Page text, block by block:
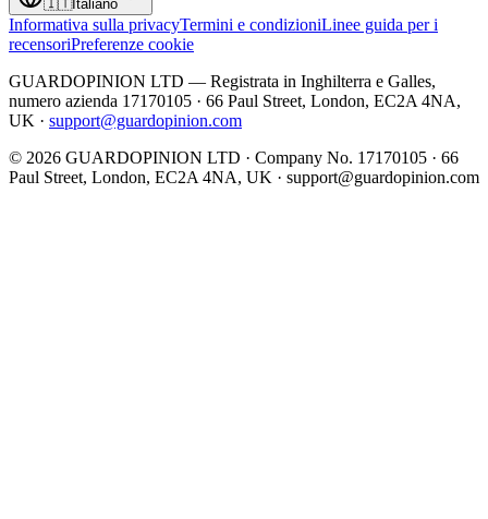
🇮🇹Italiano
Informativa sulla privacyTermini e condizioniLinee guida per i
recensoriPreferenze cookie
GUARDOPINION LTD — Registrata in Inghilterra e Galles,
numero azienda 17170105 · 66 Paul Street, London, EC2A 4NA,
UK · support@guardopinion.com
© 2026 GUARDOPINION LTD · Company No. 17170105 · 66
Paul Street, London, EC2A 4NA, UK · support@guardopinion.com